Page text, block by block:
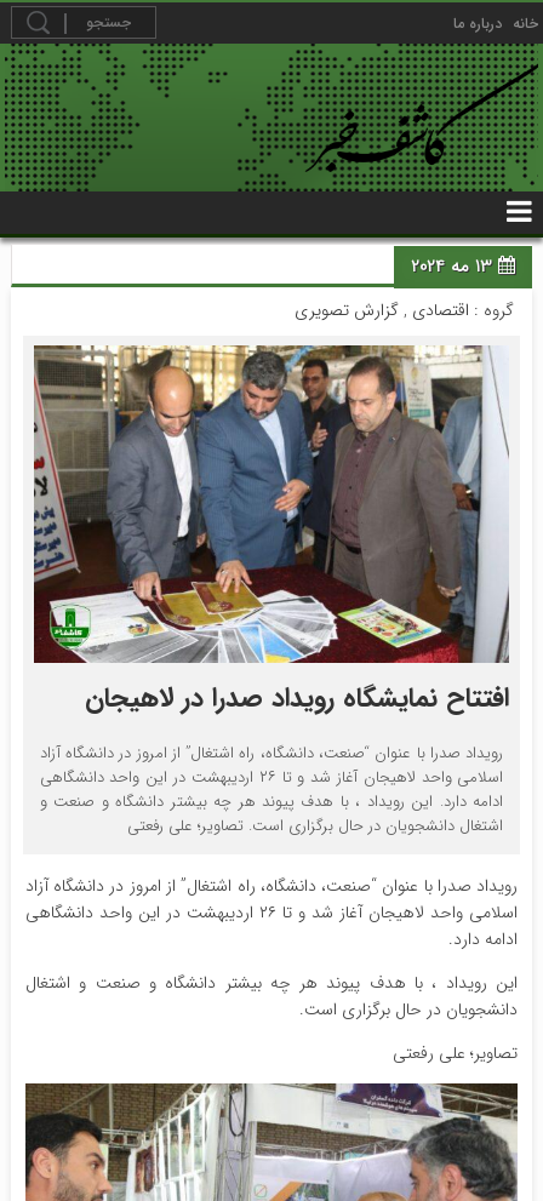
خانه درباره ما
13 مه 2024
گروه : اقتصادی ,گزارش تصویری
افتتاح نمایشگاه رویداد صدرا در لاهیجان
رویداد صدرا با عنوان “صنعت، دانشگاه، راه اشتغال” از امروز در دانشگاه آزاد
اسلامی واحد لاهیجان آغاز شد و تا ۲۶ اردیبهشت در این واحد دانشگاهی
ادامه دارد. این رویداد ، با هدف پیوند هر چه بیشتر دانشگاه و صنعت و
اشتغال دانشجویان در حال برگزاری است. تصاویر؛ علی رفعتی
رویداد صدرا با عنوان “صنعت، دانشگاه، راه اشتغال” از امروز در دانشگاه آزاد
اسلامی واحد لاهیجان آغاز شد و تا ۲۶ اردیبهشت در این واحد دانشگاهی
ادامه دارد.
این رویداد ، با هدف پیوند هر چه بیشتر دانشگاه و صنعت و اشتغال
دانشجویان در حال برگزاری است.
تصاویر؛ علی رفعتی